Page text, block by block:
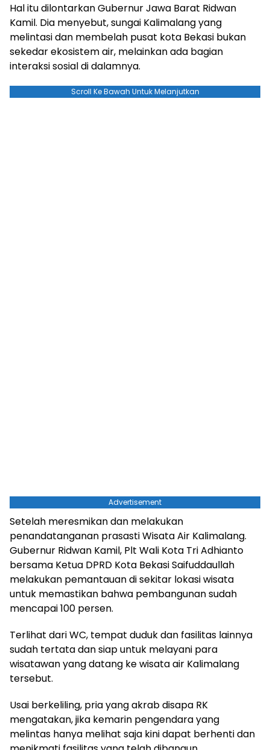
Hal itu dilontarkan Gubernur Jawa Barat Ridwan
Kamil. Dia menyebut, sungai Kalimalang yang
melintasi dan membelah pusat kota Bekasi bukan
sekedar ekosistem air, melainkan ada bagian
interaksi sosial di dalamnya.
Scroll Ke Bawah Untuk Melanjutkan
Advertisement
Setelah meresmikan dan melakukan
penandatanganan prasasti Wisata Air Kalimalang.
Gubernur Ridwan Kamil, Plt Wali Kota Tri Adhianto
bersama Ketua DPRD Kota Bekasi Saifuddaullah
melakukan pemantauan di sekitar lokasi wisata
untuk memastikan bahwa pembangunan sudah
mencapai 100 persen.
Terlihat dari WC, tempat duduk dan fasilitas lainnya
sudah tertata dan siap untuk melayani para
wisatawan yang datang ke wisata air Kalimalang
tersebut.
Usai berkeliling, pria yang akrab disapa RK
mengatakan, jika kemarin pengendara yang
melintas hanya melihat saja kini dapat berhenti dan